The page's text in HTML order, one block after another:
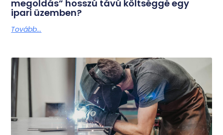
megoldás” hosszú távú költséggé egy
ipari üzemben?
Tovább...